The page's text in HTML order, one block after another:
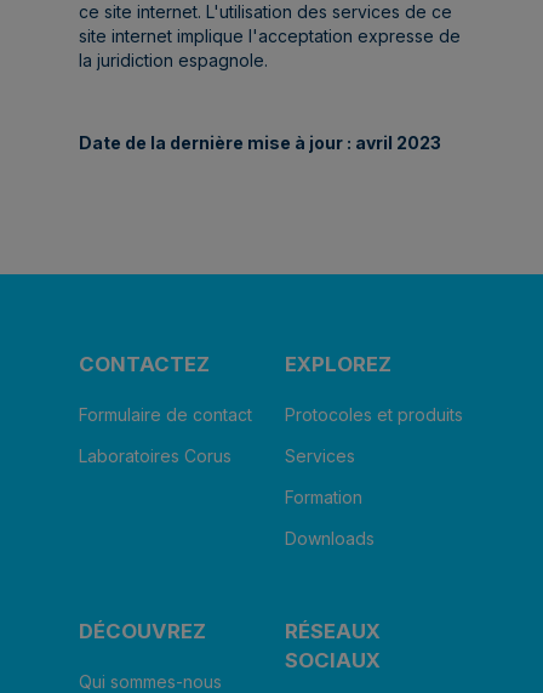
ce site internet. L'utilisation des services de ce
site internet implique l'acceptation expresse de
la juridiction espagnole.
Date de la dernière mise à jour : avril 2023
CONTACTEZ
Formulaire de contact
Laboratoires Corus
EXPLOREZ
Protocoles et produits
Services
Formation
Downloads
DÉCOUVREZ
Qui sommes-nous
RÉSEAUX
SOCIAUX